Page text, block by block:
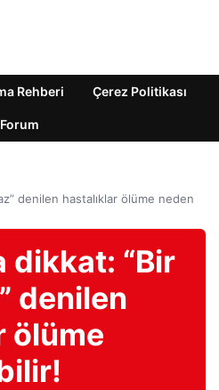
Rehberi Çerez Politikası
Forum
denilen hastalıklar ölüme neden
dikkat: “Bir
denilen
ölüme